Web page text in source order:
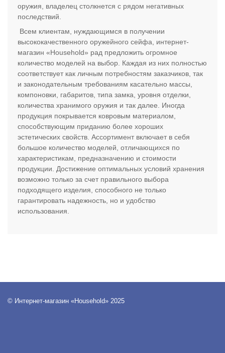
оружия, владелец столкнется с рядом негативных
последствий.
Всем клиентам, нуждающимся в получении
высококачественного оружейного сейфа, интернет-
магазин «Household» рад предложить огромное
количество моделей на выбор. Каждая из них полностью
соответствует как личным потребностям заказчиков, так
и законодательным требованиям касательно массы,
компоновки, габаритов, типа замка, уровня отделки,
количества хранимого оружия и так далее. Иногда
продукция покрывается ковровым материалом,
способствующим приданию более хороших
эстетических свойств. Ассортимент включает в себя
большое количество моделей, отличающихся по
характеристикам, предназначению и стоимости
продукции. Достижение оптимальных условий хранения
возможно только за счет правильного выбора
подходящего изделия, способного не только
гарантировать надежность, но и удобство
использования.
© Интернет-магазин «Household» 2025